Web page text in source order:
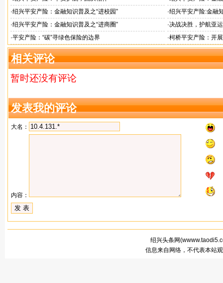
·绍兴平安产险：金融知识普及之“进校园” ·绍兴平安产险:金融
·绍兴平安产险：金融知识普及之“进商圈” ·决战决胜，护航亚
·平安产险：“碳”寻绿色保险的边界 ·柯桥平安产险：开
相关评论
暂时还没有评论
发表我的评论
大名：
内容：
绍兴头条网(
信息来自网络，不代表本站